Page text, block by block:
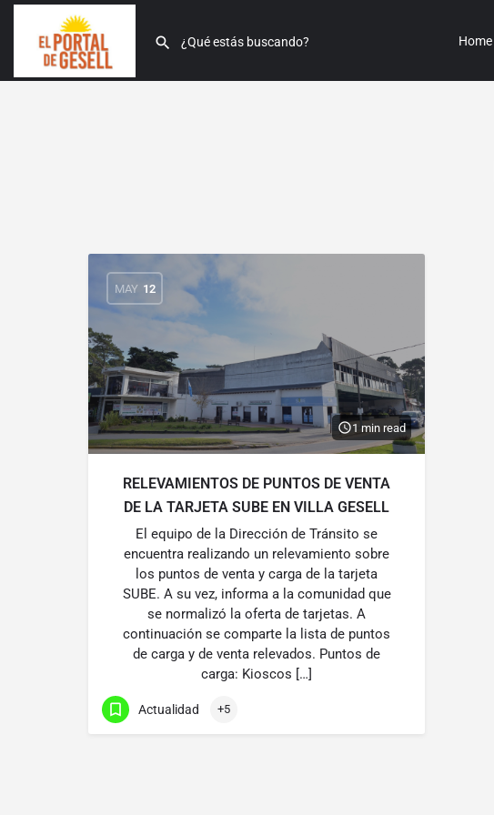
Home
MAY 12
1 min read
RELEVAMIENTOS DE PUNTOS DE VENTA
DE LA TARJETA SUBE EN VILLA GESELL
El equipo de la Dirección de Tránsito se
encuentra realizando un relevamiento sobre
los puntos de venta y carga de la tarjeta
SUBE. A su vez, informa a la comunidad que
se normalizó la oferta de tarjetas. A
continuación se comparte la lista de puntos
de carga y de venta relevados. Puntos de
carga: Kioscos […]
Actualidad +5